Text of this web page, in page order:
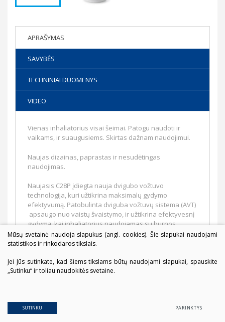
APRAŠYMAS
SAVYBĖS
TECHNINIAI DUOMENYS
VIDEO
Vienas inhaliatorius visai šeimai. Patogu naudoti ir
vaikams, ir suaugusiems. Skirtas dažnam naudojimui.
Naujas dizainas, paprastas ir nesudėtingas
naudojimas.
Naujasis C28P įdiegta nauja dvigubo vožtuvo
technologija, kuri užtikrina maksimalų gydymo
efektyvumą. Patobulinta dviguba vožtuvų sistema (AVT)
apsaugo nuo vaistų švaistymo, ir užtikrina efektyvesnį
gydymą, kai inhaliatorius naudojamas su burnos
kandikliu.
Mūsų svetainė naudoja slapukus (angl. cookies). Šie slapukai naudojami
statistikos ir rinkodaros tikslais.
Jei Jūs sutinkate, kad šiems tikslams būtų naudojami slapukai, spauskite
„Sutinku“ ir toliau naudokitės svetaine.
SUTINKU PARINKTYS